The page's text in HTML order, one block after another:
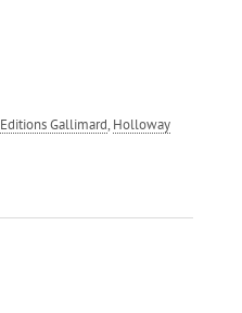
Editions Gallimard Holloway